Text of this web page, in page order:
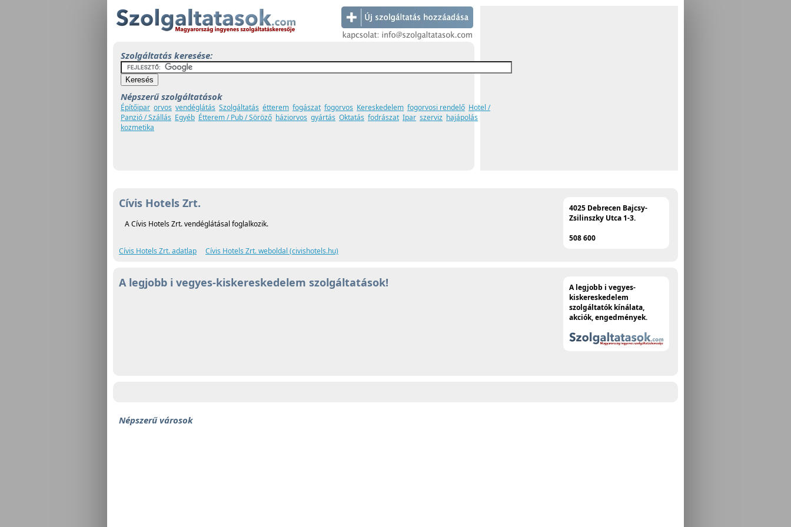
Szolgáltatás keresése:
Népszerű szolgáltatások
Építőipar orvos vendéglátás Szolgáltatás étterem fogászat fogorvos Kereskedelem fogorvosi rendelő Hotel /
Panzió / Szállás Egyéb Étterem / Pub / Söröző háziorvos gyártás Oktatás fodrászat Ipar szerviz hajápolás
kozmetika
4025 Debrecen Bajcsy-
Zsilinszky Utca 1-3.
508 600
Cívis Hotels Zrt.
A Cívis Hotels Zrt. vendéglátásal foglalkozik.
Cívis Hotels Zrt. adatlap Cívis Hotels Zrt. weboldal (civishotels.hu)
A legjobb i vegyes-
kiskereskedelem
szolgáltatók kínálata,
akciók, engedmények.
A legjobb i vegyes-kiskereskedelem szolgáltatások!
Népszerű városok